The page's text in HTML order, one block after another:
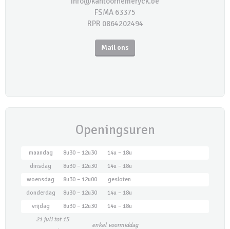
FSMA 63375
RPR 0864202494
Mail ons
Openingsuren
maandag 8u30 – 12u30
14u – 18u
dinsdag
8u30 – 12u30
14u – 18u
woensdag
8u30 – 12u00
gesloten
donderdag
8u30 – 12u30
14u – 18u
vrijdag
8u30 – 12u30
14u – 18u
21 juli tot 15
enkel voormiddag